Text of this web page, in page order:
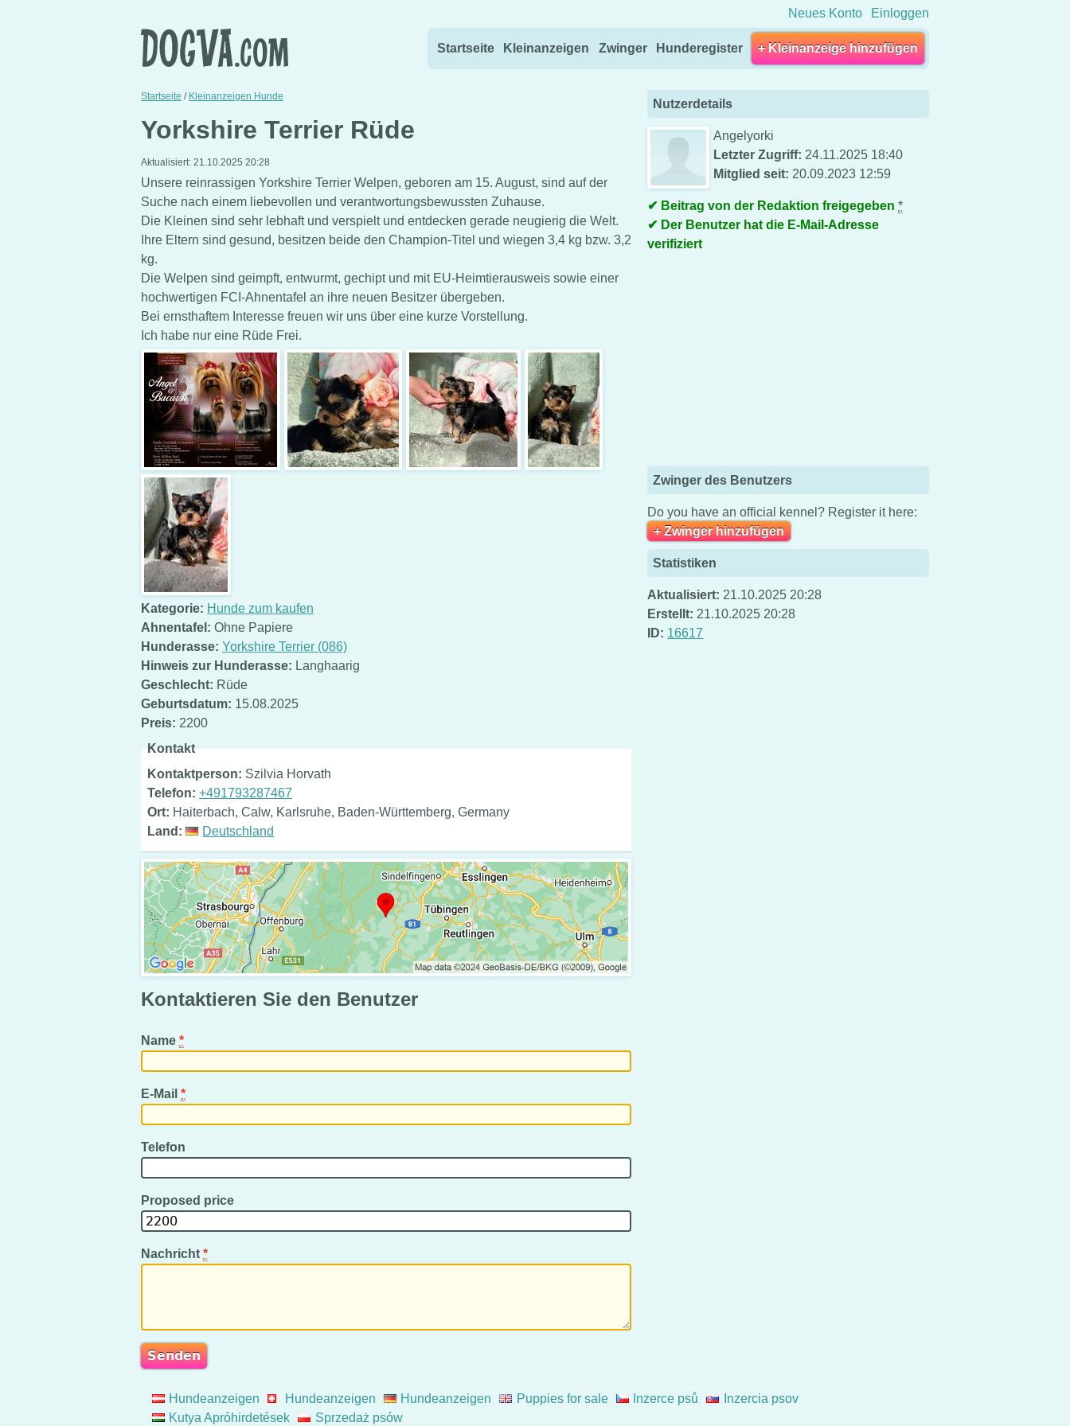
Neues Konto Einloggen
Startseite Kleinanzeigen Zwinger Hunderegister + Kleinanzeige hinzufügen
Startseite / Kleinanzeigen Hunde
Yorkshire Terrier Rüde
Aktualisiert: 21.10.2025 20:28
Unsere reinrassigen Yorkshire Terrier Welpen, geboren am 15. August, sind auf der
Suche nach einem liebevollen und verantwortungsbewussten Zuhause.
Die Kleinen sind sehr lebhaft und verspielt und entdecken gerade neugierig die Welt.
Ihre Eltern sind gesund, besitzen beide den Champion-Titel und wiegen 3,4 kg bzw. 3,2
kg.
Die Welpen sind geimpft, entwurmt, gechipt und mit EU-Heimtierausweis sowie einer
hochwertigen FCI-Ahnentafel an ihre neuen Besitzer übergeben.
Bei ernsthaftem Interesse freuen wir uns über eine kurze Vorstellung.
Ich habe nur eine Rüde Frei.
Kategorie: Hunde zum kaufen
Ahnentafel: Ohne Papiere
Hunderasse: Yorkshire Terrier (086)
Hinweis zur Hunderasse: Langhaarig
Geschlecht: Rüde
Geburtsdatum: 15.08.2025
Preis: 2200
Kontakt
Kontaktperson: Szilvia Horvath
Telefon: +491793287467
Ort: Haiterbach, Calw, Karlsruhe, Baden-Württemberg, Germany
Land:
Deutschland
Kontaktieren Sie den Benutzer
Name *
E-Mail *
Telefon
Proposed price
Nachricht *
Nutzerdetails
Angelyorki
Letzter Zugriff: 24.11.2025 18:40
Mitglied seit: 20.09.2023 12:59
Beitrag von der Redaktion freigegeben *
Der Benutzer hat die E-Mail-Adresse
verifiziert
Zwinger des Benutzers
Do you have an official kennel? Register it here:
+ Zwinger hinzufügen
Statistiken
Aktualisiert: 21.10.2025 20:28
Erstellt: 21.10.2025 20:28
ID: 16617
Hundeanzeigen Hundeanzeigen Hundeanzeigen Puppies for sale Inzerce psů
Inzercia psov
Kutya Apróhirdetések
Sprzedaż psów